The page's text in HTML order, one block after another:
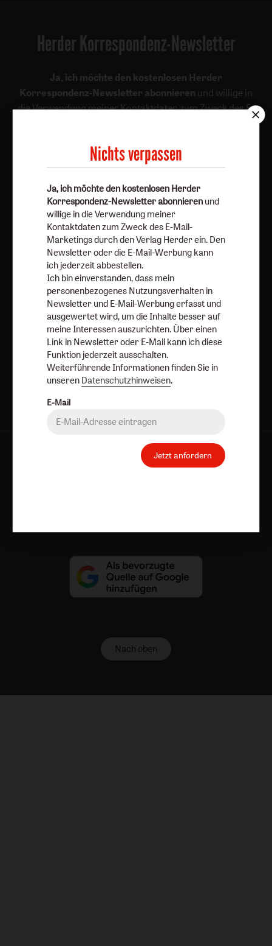
Herder Korrespondenz-Newsletter
Ja, ich möchte den kostenlosen Herder
Korrespondenz-Newsletter abonnieren und willige in
die Verwendung meiner Kontaktdaten zum Zweck des E-
abbestellen.
Ich bin einverstanden, dass mein personenbezogenes
Nutzungsverhalten in Newsletter und E-Mail-Werbung
erfasst und ausgewertet wird, um die Inhalte besser auf
meine Interessen auszurichten. Über einen Link in
Newsletter oder E-Mail kann ich diese Funktion jederzeit
ausschalten.
Weiterführende Informationen finden Sie in unseren
Datenschutzhinweisen
AGB und Widerrufsbelehrung
Datenschutz
Nach oben
Nichts verpassen
Ja, ich möchte den kostenlosen Herder
Korrespondenz-Newsletter abonnieren und
willige in die Verwendung meiner
Kontaktdaten zum Zweck des E-Mail-
Marketings durch den Verlag Herder ein. Den
Newsletter oder die E-Mail-Werbung kann
ich jederzeit abbestellen.
Ich bin einverstanden, dass mein
personenbezogenes Nutzungsverhalten in
Newsletter und E-Mail-Werbung erfasst und
ausgewertet wird, um die Inhalte besser auf
meine Interessen auszurichten. Über einen
Link in Newsletter oder E-Mail kann ich diese
Funktion jederzeit ausschalten.
Weiterführende Informationen finden Sie in
unseren Datenschutzhinweisen.
E-Mail
Jetzt anfordern